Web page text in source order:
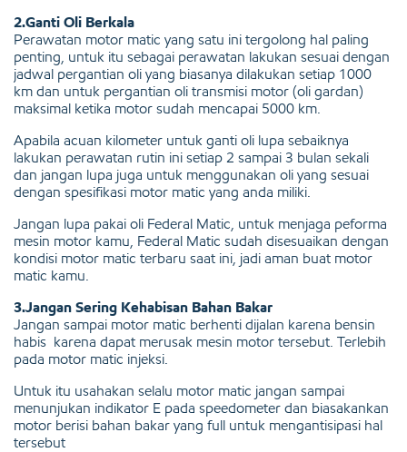
2.Ganti Oli Berkala
Perawatan motor matic yang satu ini tergolong hal paling
penting, untuk itu sebagai perawatan lakukan sesuai dengan
jadwal pergantian oli yang biasanya dilakukan setiap 1000
km dan untuk pergantian oli transmisi motor (oli gardan)
maksimal ketika motor sudah mencapai 5000 km.
Apabila acuan kilometer untuk ganti oli lupa sebaiknya
lakukan perawatan rutin ini setiap 2 sampai 3 bulan sekali
dan jangan lupa juga untuk menggunakan oli yang sesuai
dengan spesifikasi motor matic yang anda miliki.
Jangan lupa pakai oli Federal Matic, untuk menjaga peforma
mesin motor kamu, Federal Matic sudah disesuaikan dengan
kondisi motor matic terbaru saat ini, jadi aman buat motor
matic kamu.
3.Jangan Sering Kehabisan Bahan Bakar
Jangan sampai motor matic berhenti dijalan karena bensin
habis karena dapat merusak mesin motor tersebut. Terlebih
pada motor matic injeksi.
Untuk itu usahakan selalu motor matic jangan sampai
menunjukan indikator E pada speedometer dan biasakankan
motor berisi bahan bakar yang full untuk mengantisipasi hal
tersebut